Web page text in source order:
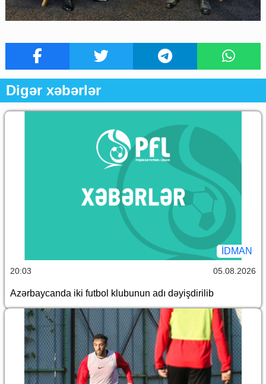
Digər xəbərlər
İDMAN
20:03 05.08.2026
Azərbaycanda iki futbol klubunun adı dəyişdirilib